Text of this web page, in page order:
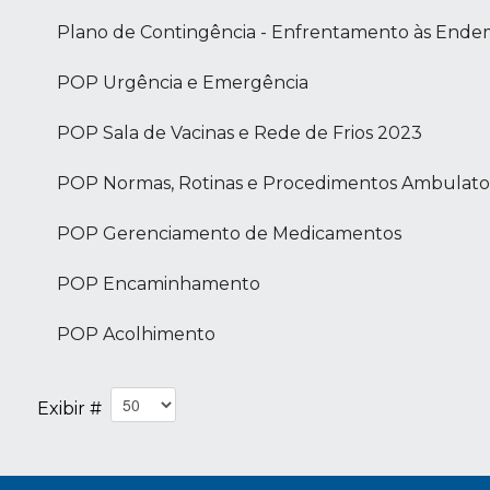
Plano de Contingência - Enfrentamento às
POP Urgência e Emergência
POP Sala de Vacinas e Rede de Frios 2023
POP Normas, Rotinas e Procedimentos
POP Gerenciamento de Medicamentos
POP Encaminhamento
POP Acolhimento
Exibir #